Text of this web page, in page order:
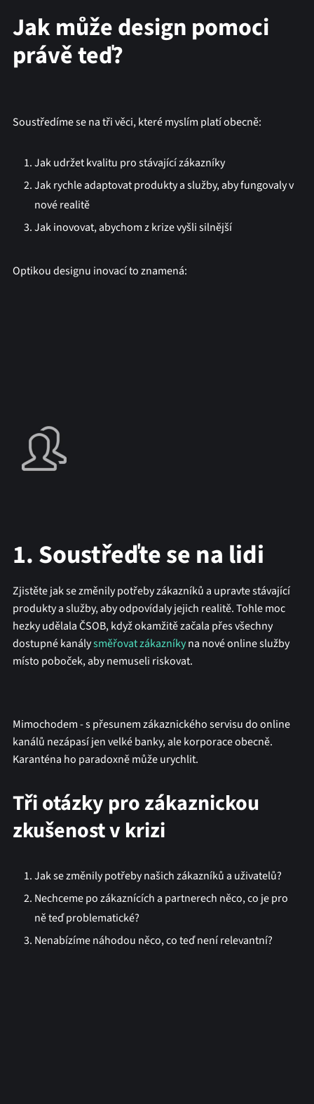
Jak může design pomoci
právě teď?
Soustředíme se na tři věci, které myslím platí obecně:
Jak udržet kvalitu pro stávající zákazníky
Jak rychle adaptovat produkty a služby, aby fungovaly v
nové realitě
Jak inovovat, abychom z krize vyšli silnější
Optikou designu inovací to znamená:
1. Soustřeďte se na lidi
Zjistěte jak se změnily potřeby zákazníků a upravte stávající
produkty a služby, aby odpovídaly jejich realitě. Tohle moc
hezky udělala ČSOB, když okamžitě začala přes všechny
dostupné kanálysměřovat zákazníkyna nové online služby
místo poboček, aby nemuseli riskovat.
Mimochodem - s přesunem zákaznického servisu do online
kanálů nezápasí jen velké banky, ale korporace obecně.
Karanténa ho paradoxně může urychlit.
Tři otázky pro zákaznickou
zkušenost v krizi
Jak se změnily potřeby našich zákazníků a uživatelů?
Nechceme po zákaznících a partnerech něco, co je pro
ně teď problematické?
Nenabízíme náhodou něco, co teď není relevantní?